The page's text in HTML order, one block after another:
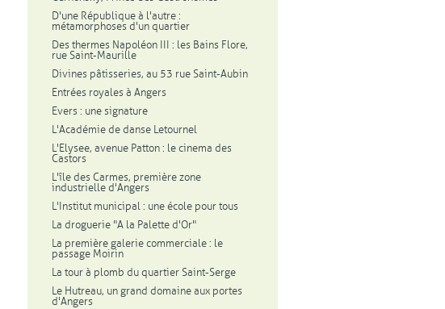
D'une République à l'autre :
métamorphoses d'un quartier
Des thermes Napoléon III : les Bains Flore,
rue Saint-Maurille
Divines pâtisseries, au 53 rue Saint-Aubin
Entrées royales à Angers
Evers : une signature
L'Académie de danse Letournel
L'Elysee, avenue Patton : le cinema des
Castors
L'île des Carmes, première zone
industrielle d'Angers
L'Institut municipal : une école pour tous
La droguerie "A la Palette d'Or"
La première galerie commerciale : le
passage Moirin
La tour à plomb du quartier Saint-Serge
Le Hutreau, un grand domaine aux portes
d'Angers